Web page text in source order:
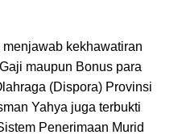
kekhawatiran
maupun Bonus para
(Dispora) Provinsi
Yahya juga terbukti
Penerimaan Murid